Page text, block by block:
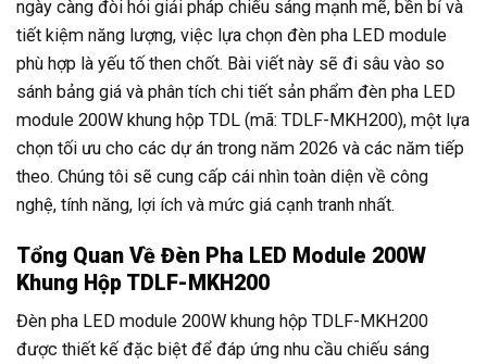
ngày càng đòi hỏi giải pháp chiếu sáng mạnh mẽ, bền bỉ và
tiết kiệm năng lượng, việc lựa chọn đèn pha LED module
phù hợp là yếu tố then chốt. Bài viết này sẽ đi sâu vào so
sánh bảng giá và phân tích chi tiết sản phẩm đèn pha LED
module 200W khung hộp TDL (mã: TDLF-MKH200), một lựa
chọn tối ưu cho các dự án trong năm 2026 và các năm tiếp
theo. Chúng tôi sẽ cung cấp cái nhìn toàn diện về công
nghệ, tính năng, lợi ích và mức giá cạnh tranh nhất.
Tổng Quan Về Đèn Pha LED Module 200W
Khung Hộp TDLF-MKH200
Đèn pha LED module 200W khung hộp TDLF-MKH200
được thiết kế đặc biệt để đáp ứng nhu cầu chiếu sáng